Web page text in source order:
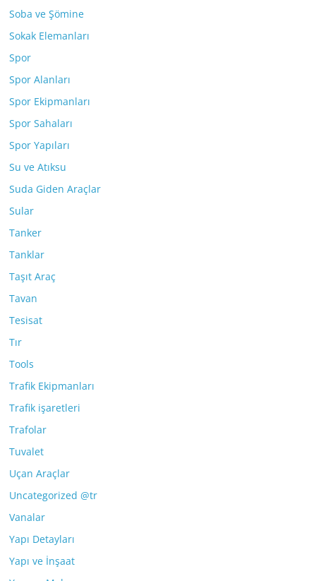
Soba ve Şömine
Sokak Elemanları
Spor
Spor Alanları
Spor Ekipmanları
Spor Sahaları
Spor Yapıları
Su ve Atıksu
Suda Giden Araçlar
Sular
Tanker
Tanklar
Taşıt Araç
Tavan
Tesisat
Tır
Tools
Trafik Ekipmanları
Trafik işaretleri
Trafolar
Tuvalet
Uçan Araçlar
Uncategorized @tr
Vanalar
Yapı Detayları
Yapı ve İnşaat